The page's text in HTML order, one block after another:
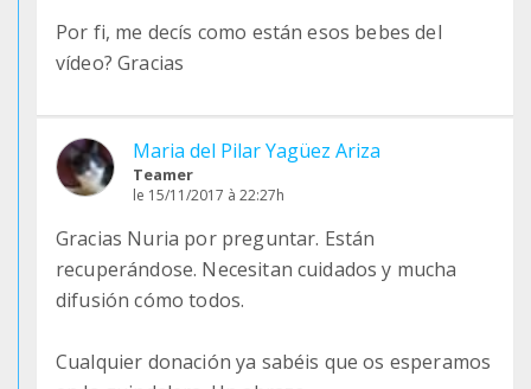
Por fi, me decís como están esos bebes del
vídeo? Gracias
Maria del Pilar Yagüez Ariza
Teamer
le 15/11/2017 à 22:27h
Gracias Nuria por preguntar. Están
recuperándose. Necesitan cuidados y mucha
difusión cómo todos.
Cualquier donación ya sabéis que os esperamos